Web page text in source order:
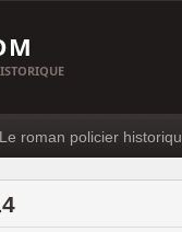
roman policier